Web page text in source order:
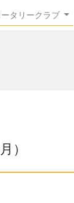
ータリークラブ
）